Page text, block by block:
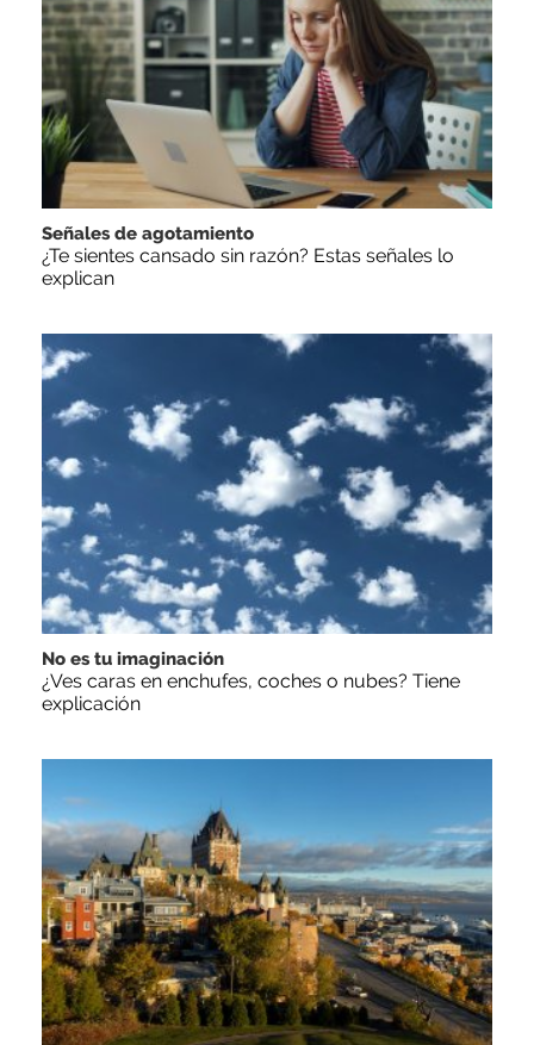
Señales de agotamiento
¿Te sientes cansado sin razón? Estas señales lo
explican
No es tu imaginación
¿Ves caras en enchufes, coches o nubes? Tiene
explicación